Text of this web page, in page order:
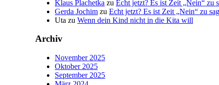
Klaus Plachetka zu Echt jetzt? Es ist Zeit „Nein“ zu
Gerda Jochim zu Echt jetzt? Es ist Zeit „Nein“ zu
Uta zu Wenn dein Kind nicht in die Kita will
Archiv
November 2025
Oktober 2025
September 2025